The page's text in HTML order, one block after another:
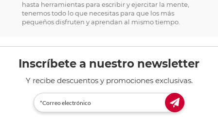
hasta herramientas para escribir y ejercitar la mente,
tenemos todo lo que necesitas para que los más
pequeños disfruten y aprendan al mismo tiempo.
Inscríbete a nuestro newsletter
Y recibe descuentos y promociones exclusivas.